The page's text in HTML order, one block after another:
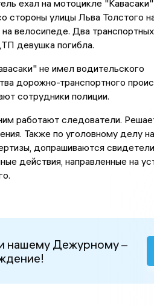
ехал на мотоцикле
стороны улицы Льва Толстого
велосипеде. Два
девушка погибла.
не имел водительского
дорожно-транспортного
сотрудники полиции.
работают следователи.
Также по уголовному делу
допрашиваются
действия, направленные на
нашему Дежурному –